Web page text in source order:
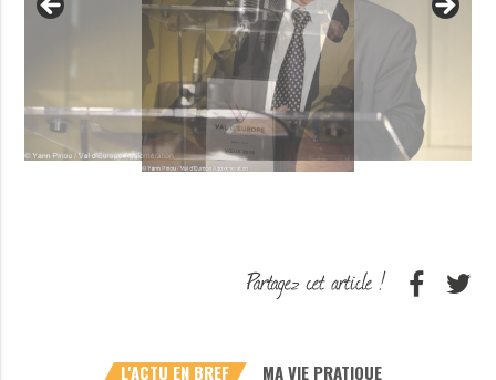
L'ACTU EN BREF MA VIE PRATIQUE